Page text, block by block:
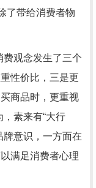
了带给消费者物
观念发生了三个
性价比，三是更
商品时，更重视
素来有“大行
牌意识，一方面在
满足消费者心理